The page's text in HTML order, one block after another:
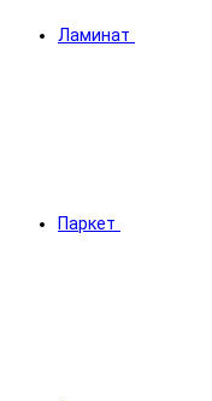
Ламинат
Паркет